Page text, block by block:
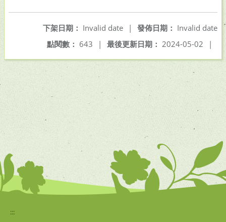
發佈日期： Invalid date
下架日期： Invalid date
|
最後更新日期： 2024-05-02 |
點閱數： 643 |
:::